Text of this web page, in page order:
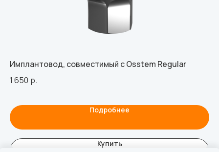
Имплантовод, совместимый с Osstem Regular
1 650 р.
Подробнее
Купить